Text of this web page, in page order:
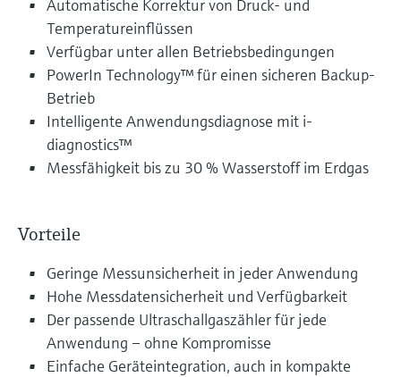
Automatische Korrektur von Druck- und
Temperatureinflüssen
Verfügbar unter allen Betriebsbedingungen
PowerIn Technology™ für einen sicheren Backup-
Betrieb
Intelligente Anwendungsdiagnose mit i-
diagnostics™
Messfähigkeit bis zu 30 % Wasserstoff im Erdgas
Vorteile
Geringe Messunsicherheit in jeder Anwendung
Hohe Messdatensicherheit und Verfügbarkeit
Der passende Ultraschallgaszähler für jede
Anwendung – ohne Kompromisse
Einfache Geräteintegration, auch in kompakte